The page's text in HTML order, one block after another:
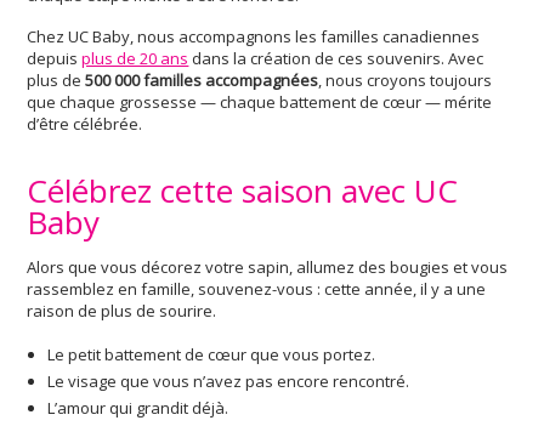
Chez UC Baby, nous accompagnons les familles canadiennes
depuisplus de 20 ans dans la création de ces souvenirs. Avec
plus de500 000 familles accompagnées, nous croyons toujours
que chaque grossesse — chaque battement de cœur — mérite
d’être célébrée.
Célébrez cette saison avec UC
Baby
Alors que vous décorez votre sapin, allumez des bougies et vous
rassemblez en famille, souvenez-vous : cette année, il y a une
raison de plus de sourire.
Le petit battement de cœur que vous portez.
Le visage que vous n’avez pas encore rencontré.
L’amour qui grandit déjà.